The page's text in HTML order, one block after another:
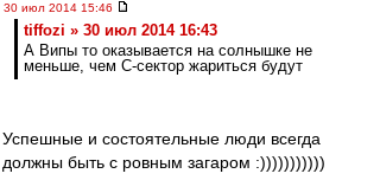
30 июл 2014 15:46
tiffozi » 30 июл 2014 16:43
А Випы то оказывается на солнышке не
меньше, чем С-сектор жариться будут
Успешные и состоятельные люди всегда
должны быть с ровным загаром :)))))))))))